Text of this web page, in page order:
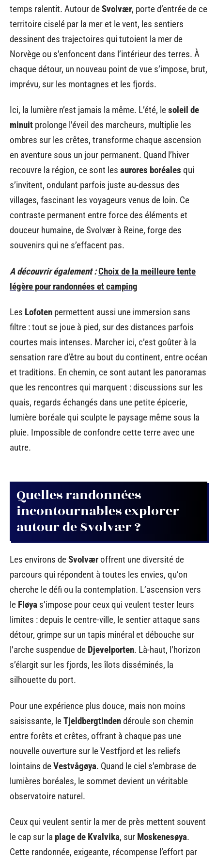
temps ralentit. Autour deSvolvær, porte d’entrée de ce
territoire ciselé par la mer et le vent, les sentiers
dessinent des trajectoires qui tutoient la mer de
Norvège ou s’enfoncent dans l’intérieur des terres. À
chaque détour, un nouveau point de vue s’impose, brut,
imprévu, sur les montagnes et les fjords.
Ici, la lumière n’est jamais la même. L’été, lesoleil de
minuit prolonge l’éveil des marcheurs, multiplie les
ombres sur les crêtes, transforme chaque ascension
en aventure sous un jour permanent. Quand l’hiver
recouvre la région, ce sont les aurores boréales qui
s’invitent, ondulant parfois juste au-dessus des
villages, fascinant les voyageurs venus de loin. Ce
contraste permanent entre force des éléments et
douceur humaine, de Svolvær à Reine, forge des
souvenirs qui ne s’effacent pas.
A découvrir également :Choix de la meilleure tente
légère pour randonnées et camping
Les Lofoten permettent aussi une immersion sans
filtre : tout se joue à pied, sur des distances parfois
courtes mais intenses. Marcher ici, c’est goûter à la
sensation rare d’être au bout du continent, entre océan
et traditions. En chemin, ce sont autant les panoramas
que les rencontres qui marquent : discussions sur les
quais, regards échangés dans une petite épicerie,
lumière boréale qui sculpte le paysage même sous la
pluie. Impossible de confondre cette terre avec une
autre.
Quelles randonnées
incontournables explorer
autour de Svolvær ?
Les environs deSvolvær offrent une diversité de
parcours qui répondent à toutes les envies, qu’on
cherche le défi ou la contemplation. L’ascension vers
le Fløya s’impose pour ceux qui veulent tester leurs
limites : depuis le centre-ville, le sentier attaque sans
détour, grimpe sur un tapis minéral et débouche sur
l’arche suspendue de Djevelporten. Là-haut, l’horizon
s’élargit sur les fjords, les îlots disséminés, la
silhouette du port.
Pour une expérience plus douce, mais non moins
saisissante, leTjeldbergtindendéroule son chemin
entre forêts et crêtes, offrant à chaque pas une
nouvelle ouverture sur le Vestfjord et les reliefs
lointains deVestvågøya. Quand le ciel s’embrase de
lumières boréales, le sommet devient un véritable
observatoire naturel.
Ceux qui veulent sentir la mer de près mettent souvent
le cap sur la plage de Kvalvika, sur Moskenesøya.
Cette randonnée, exigeante, récompense l’effort par